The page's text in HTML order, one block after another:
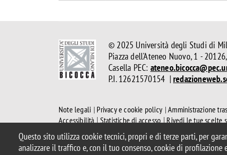
Questo sito utilizza cookie tecnici, propri e di terze parti, per
analizzare il traffico e, con il tuo consenso, cookie di
© 2025 Università degli Studi di
Piazza dell'Ateneo Nuovo, 1 -
Casella PEC:
P.I. 12621570154 |
Note legali Privacy e cookie policy Amministrazione
Accessibilità Statistiche di accesso Rivedi le tue scelte